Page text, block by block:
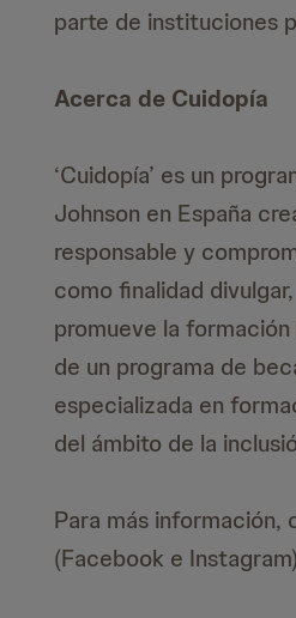
parte de instituciones
Acerca de Cuidopía
‘Cuidopía’ es un
Johnson en España
responsable y
como finalidad
promueve la
de un programa de
especializada en
del ámbito de la
Para más información,
(Facebook e